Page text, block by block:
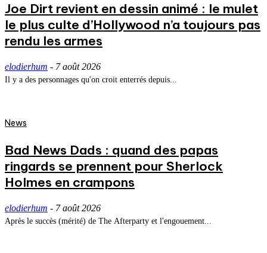
Joe Dirt revient en dessin animé : le mulet
le plus culte d’Hollywood n’a toujours pas
rendu les armes
elodierhum - 7 août 2026
Il y a des personnages qu'on croit enterrés depuis...
News
Bad News Dads : quand des papas
ringards se prennent pour Sherlock
Holmes en crampons
elodierhum - 7 août 2026
Après le succès (mérité) de The Afterparty et l'engouement...